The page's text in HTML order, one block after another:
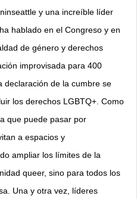
y una increíble líder
hablado en el Congreso y en
de género y derechos
improvisada para 400
declaración de la cumbre se
los derechos LGBTQ+. Como
que puede pasar por
a espacios y
ampliar los límites de la
queer, sino para todos los
Una y otra vez, líderes